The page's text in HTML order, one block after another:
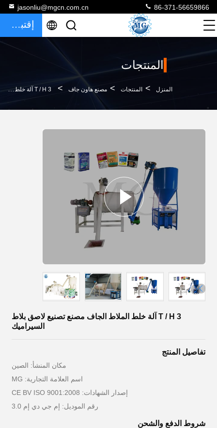
jasonliu@mgcn.com.cn 86-371-56659866
إقتباس
المنتجات
المنزل > المنتجات > مصنع هاون جاف > 3 T / H آلة خلط الملاط الجاف مصنع تصنيع لاصق بلاط السيراميك
3 T / H آلة خلط الملاط الجاف مصنع تصنيع لاصق بلاط
السيراميك
تفاصيل المنتج
مكان المنشأ: الصين
اسم العلامة التجارية: MG
إصدار الشهادات: CE BV ISO 9001:2008
رقم الموديل: إم جي دي إم 3.0
شروط الدفع والشحن